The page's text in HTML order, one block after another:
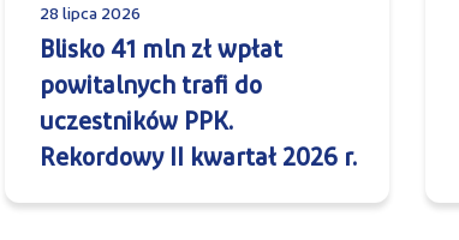
28 lipca 2026
Blisko 41 mln zł wpłat
powitalnych trafi do
uczestników PPK.
Rekordowy II kwartał 2026 r.